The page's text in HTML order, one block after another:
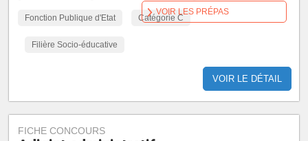
Fonction Publique d'Etat Catégorie C
Filière Socio-éducative
VOIR LE DÉTAIL
VOIR LES PRÉPAS
FICHE CONCOURS